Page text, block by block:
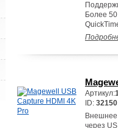
Более
Артикул:
ID: 32150
Внешнее
через